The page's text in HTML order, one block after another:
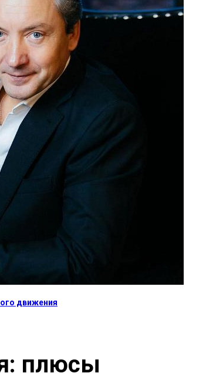
движения
плюсы